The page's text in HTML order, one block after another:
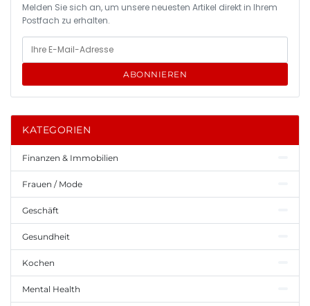
Melden Sie sich an, um unsere neuesten Artikel direkt in Ihrem
Postfach zu erhalten.
ABONNIEREN
KATEGORIEN
Finanzen & Immobilien
Frauen / Mode
Geschäft
Gesundheit
Kochen
Mental Health